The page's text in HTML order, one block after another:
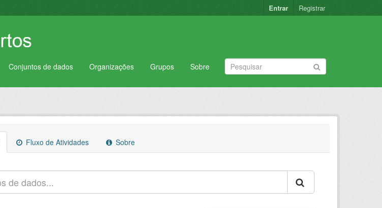
Entrar Registrar
Conjuntos de dados Organizações Grupos Sobre
Fluxo de Atividades Sobre